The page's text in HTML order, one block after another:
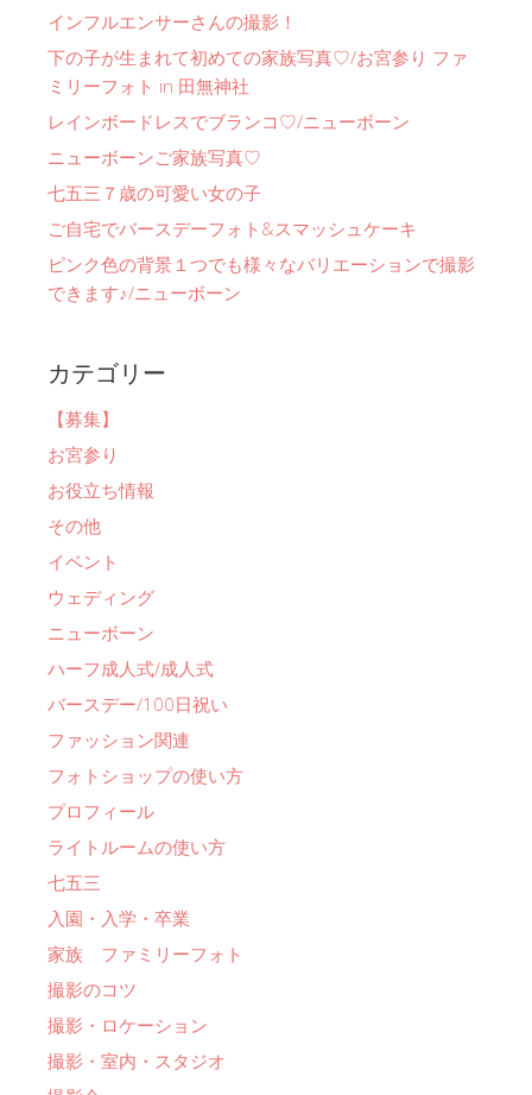
インフルエンサーさんの撮影！
下の子が生まれて初めての家族写真♡/お宮参り ファ
ミリーフォト in 田無神社
レインボードレスでブランコ♡/ニューボーン
ニューボーンご家族写真♡
七五三７歳の可愛い女の子
ご自宅でバースデーフォト&スマッシュケーキ
ピンク色の背景１つでも様々なバリエーションで撮影
できます♪/ニューボーン
カテゴリー
【募集】
お宮参り
お役立ち情報
その他
イベント
ウェディング
ニューボーン
ハーフ成人式/成人式
バースデー/100日祝い
ファッション関連
フォトショップの使い方
プロフィール
ライトルームの使い方
七五三
入園・入学・卒業
家族 ファミリーフォト
撮影のコツ
撮影・ロケーション
撮影・室内・スタジオ